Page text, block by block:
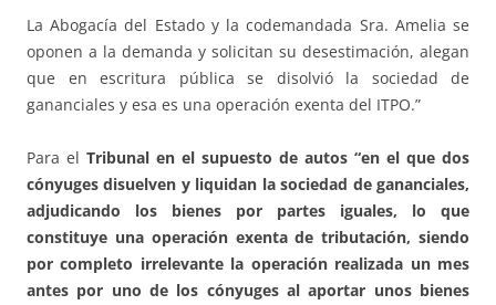
La Abogacía del Estado y la codemandada Sra. Amelia se
oponen a la demanda y solicitan su desestimación, alegan
que en escritura pública se disolvió la sociedad de
gananciales y esa es una operación exenta del ITPO.”
Para el Tribunal en el supuesto de autos “en el que dos
cónyuges disuelven y liquidan la sociedad de gananciales,
adjudicando los bienes por partes iguales, lo que
constituye una operación exenta de tributación, siendo
por completo irrelevante la operación realizada un mes
antes por uno de los cónyuges al aportar unos bienes